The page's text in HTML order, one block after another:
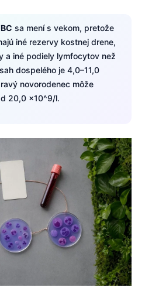
sa mení s vekom, pretože
iné rezervy kostnej drene,
a iné podiely lymfocytov než
dospelého je 4,0–11,0
novorodenec môže
20,0 ×10^9/l.